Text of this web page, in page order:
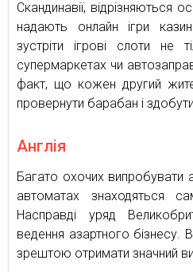
Скандинавії, відрізняються
надають онлайн ігри
зустріти ігрові слоти
супермаркетах чи
факт, що кожен другий
провернути барабан і
Англія
Багато охочих випробувати
автоматах знаходяться
Насправді уряд
ведення азартного бізнесу.
зрештою отримати значний